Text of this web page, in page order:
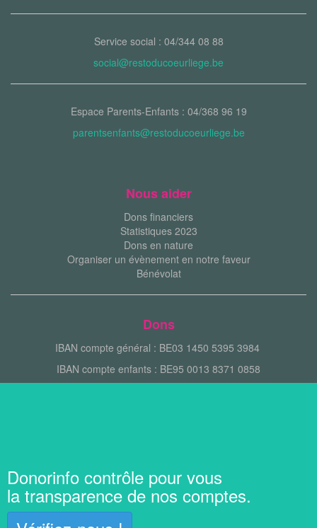
Service social : 04/344 08 88
social@restoducoeurliege.be
Espace Parents-Enfants : 04/368 96 19
parentsenfants@restoducoeurliege.be
Nous aider
Dons financiers
Statistiques 2023
Dons en nature
Organiser un évènement en notre faveur
Bénévolat
Dons
IBAN compte général : BE03 1450 5395 3984
IBAN compte enfants : BE95 0013 8371 0858
Donorinfo contrôle pour vous
la transparence de nos comptes.